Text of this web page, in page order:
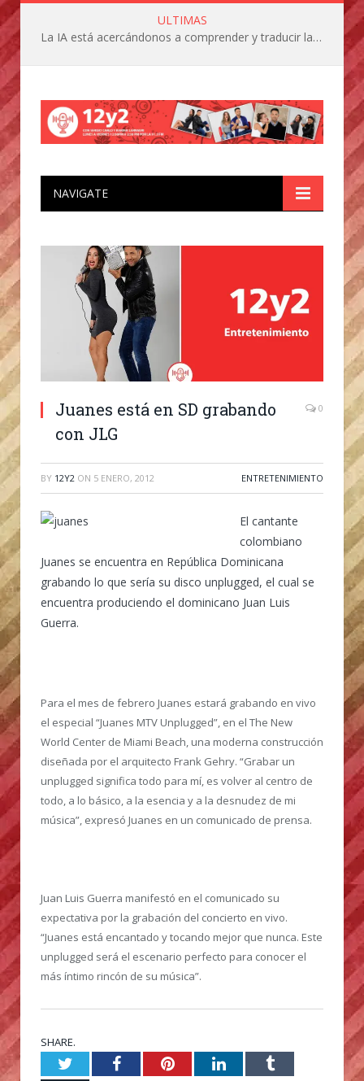
ULTIMAS
La IA está acercándonos a comprender y traducir las vocalizaciones y comportamientos de nuestras mascotas
NAVIGATE
Juanes está en SD grabando
con JLG
0
BY 12Y2 ON 5 ENERO, 2012 ENTRETENIMIENTO
El cantante
colombiano
Juanes se encuentra en República Dominicana
grabando lo que sería su disco unplugged, el cual se
encuentra produciendo el dominicano Juan Luis
Guerra.
Para el mes de febrero Juanes estará grabando en vivo
el especial “Juanes MTV Unplugged”, en el The New
World Center de Miami Beach, una moderna construcción
diseñada por el arquitecto Frank Gehry. “Grabar un
unplugged significa todo para mí, es volver al centro de
todo, a lo básico, a la esencia y a la desnudez de mi
música”, expresó Juanes en un comunicado de prensa.
Juan Luis Guerra manifestó en el comunicado su
expectativa por la grabación del concierto en vivo.
“Juanes está encantado y tocando mejor que nunca. Este
unplugged será el escenario perfecto para conocer el
más íntimo rincón de su música”.
SHARE.
TwitterFacebookPinterestLinkedInTumblr